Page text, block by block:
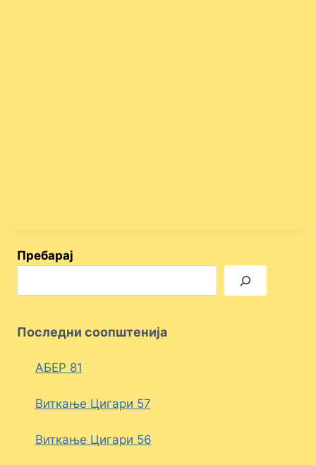
Пребарај
Последни соопштенија
АБЕР 81
Виткање Цигари 57
Виткање Цигари 56